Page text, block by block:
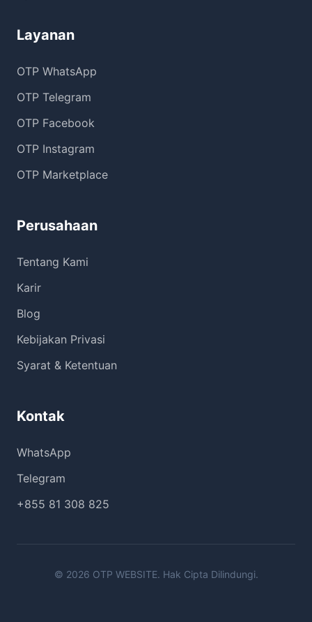
Layanan
OTP WhatsApp
OTP Telegram
OTP Facebook
OTP Instagram
OTP Marketplace
Perusahaan
Tentang Kami
Karir
Blog
Kebijakan Privasi
Syarat & Ketentuan
Kontak
WhatsApp
Telegram
+855 81 308 825
© 2026 OTP WEBSITE. Hak Cipta Dilindungi.